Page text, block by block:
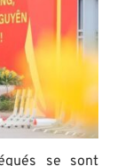
se sont